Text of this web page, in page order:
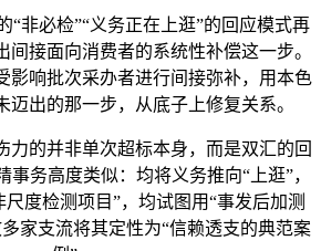
必检”“义务正在上逛”的回应模式再
间接面向消费者的系统性补偿这一步。
影响批次采办者进行间接弥补，用本色
迈出的那一步，从底子上修复关系。
的并非单次超标本身，而是双汇的回
事务高度类似：均将义务推向“上逛”，
尺度检测项目”，均试图用“事发后加测
家支流将其定性为“信赖透支的典范案